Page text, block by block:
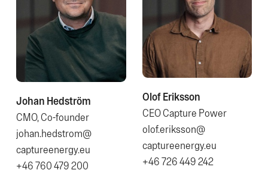
Johan Hedström
CMO, Co-founder
johan.hedstrom@​
captureenergy.eu
+46 760 479 200
Olof Eriksson
CEO Capture Power
olof.eriksson@​
captureenergy.eu
+46 726 449 242